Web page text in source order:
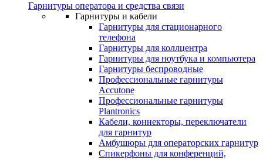
Гарнитуры оператора и средства связи
Гарнитуры и кабели
Гарнитуры для стационарного
телефона
Гарнитуры для коллцентра
Гарнитуры для ноутбука и компьютера
Гарнитуры беспроводные
Профессиональные гарнитуры
Accutone
Профессиональные гарнитуры
Plantronics
Кабели, коннекторы, переключатели
для гарнитур
Амбушюры для операторских гарнитур
Cпикерфоны для конференций,